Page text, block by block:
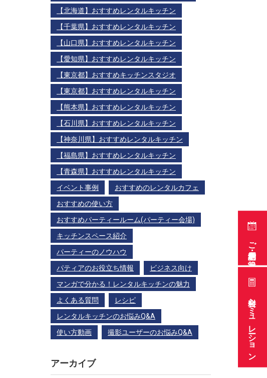
ご利用予約・空き状況
料金シミュレーション
【北海道】おすすめレンタルキッチン
【千葉県】おすすめレンタルキッチン
【山口県】おすすめレンタルキッチン
【愛知県】おすすめレンタルキッチン
【東京都】おすすめキッチンスタジオ
【東京都】おすすめレンタルキッチン
【熊本県】おすすめレンタルキッチン
【石川県】おすすめレンタルキッチン
【神奈川県】おすすめレンタルキッチン
【福島県】おすすめレンタルキッチン
【青森県】おすすめレンタルキッチン
イベント事例
おすすめのレンタルカフェ
おすすめの使い方
おすすめパーティールーム(パーティー会場)
キッチンスペース紹介
パーティーのノウハウ
パティアのお役立ち情報
ビジネス向け
マンガで分かる！レンタルキッチンの魅力
よくある質問
レシピ
レンタルキッチンのお悩みQ&A
使い方動画
撮影ユーザーのお悩みQ&A
アーカイブ